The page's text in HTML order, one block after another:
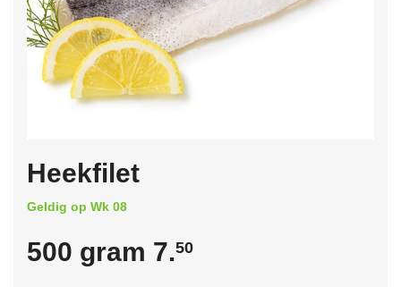
Heekfilet
Geldig op Wk 08
500 gram 7.50